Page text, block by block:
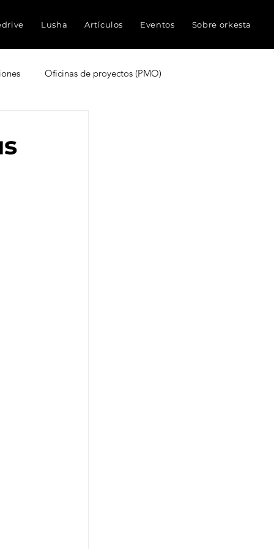
Lusha Artículos Eventos Sobre orkesta
Oficinas de proyectos (PMO)